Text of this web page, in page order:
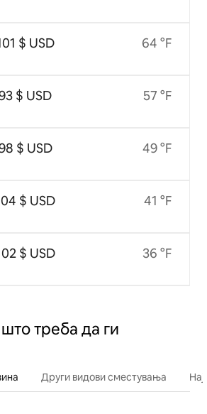
$ USD
$ USD
$ USD
$ USD
$ USD
64 °F
57 °F
49 °F
41 °F
36 °F
треба да ги
Други видови сместувања